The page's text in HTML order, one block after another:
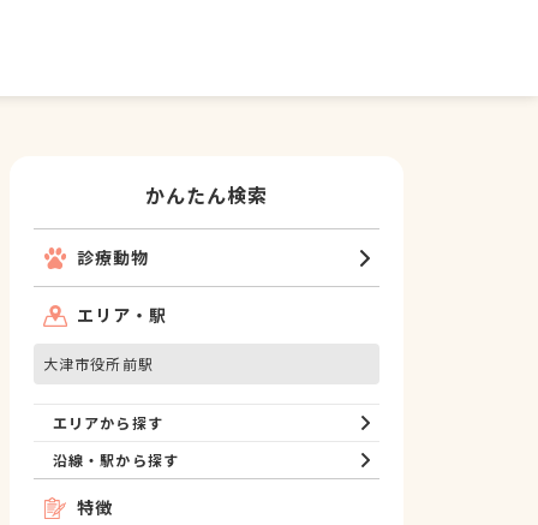
かんたん検索
診療動物
エリア・駅
大津市役所前駅
エリアから探す
沿線・駅から探す
特徴